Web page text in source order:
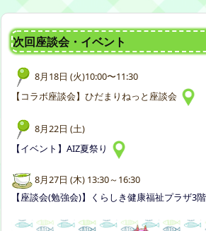
次回座談会・イベント
8月18日 (火)10:00〜11:30
【コラボ座談会】ひだまりねっと座談会
8月22日 (土)
【イベント】AIZ夏祭り
8月27日 (木) 13:30～16:30
【座談会(勉強会)】くらしき健康福祉プラザ3